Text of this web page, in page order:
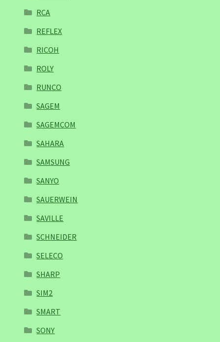
RCA
REFLEX
RICOH
ROLY
RUNCO
SAGEM
SAGEMCOM
SAHARA
SAMSUNG
SANYO
SAUERWEIN
SAVILLE
SCHNEIDER
SELECO
SHARP
SIM2
SMART
SONY